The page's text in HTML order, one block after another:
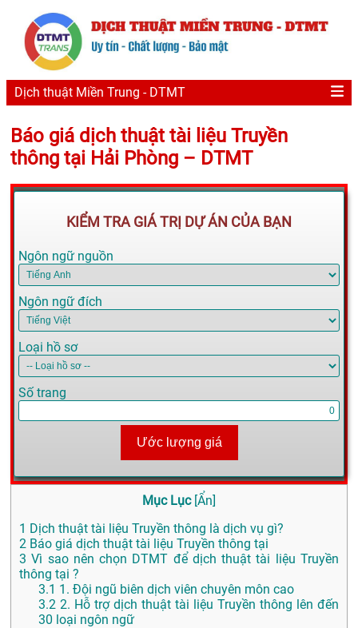
Dịch thuật Miền Trung - DTMT
Báo giá dịch thuật tài liệu Truyền
thông tại Hải Phòng – DTMT
KIỂM TRA GIÁ TRỊ DỰ ÁN CỦA BẠN
Ngôn ngữ nguồn
Ngôn ngữ đích
Loại hồ sơ
Số trang
Ước lượng giá
Mục Lục [Ẩn]
1 Dịch thuật tài liệu Truyền thông là dịch vụ gì?
2 Báo giá dịch thuật tài liệu Truyền thông tại
3 Vì sao nên chọn DTMT để dịch thuật tài liệu Truyền
thông tại ?
3.1 1. Đội ngũ biên dịch viên chuyên môn cao
3.2 2. Hỗ trợ dịch thuật tài liệu Truyền thông lên đến
30 loại ngôn ngữ